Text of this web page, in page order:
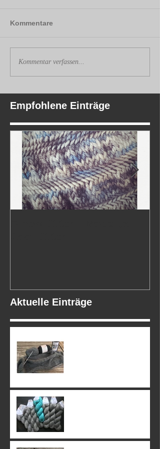
Kommentare
Kommentar verfassen...
Empfohlene Einträge
Aktuelle Einträge